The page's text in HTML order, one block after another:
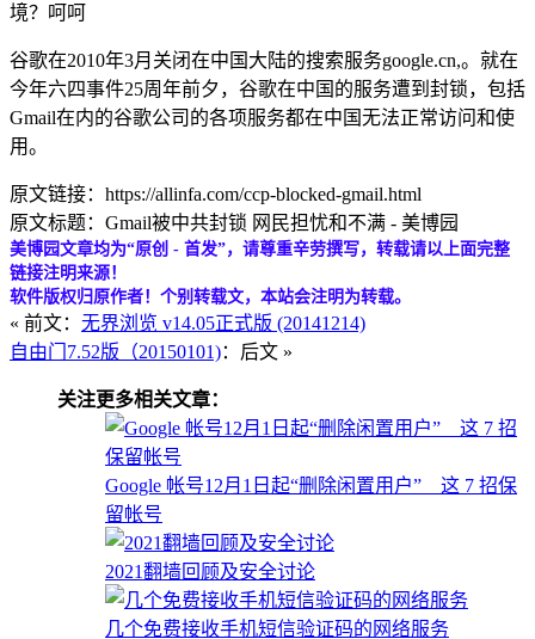
境？呵呵
谷歌在2010年3月关闭在中国大陆的搜索服务google.cn,。就在
今年六四事件25周年前夕，谷歌在中国的服务遭到封锁，包括
Gmail在内的谷歌公司的各项服务都在中国无法正常访问和使
用。
原文链接：https://allinfa.com/ccp-blocked-gmail.html
原文标题：Gmail被中共封锁 网民担忧和不满 - 美博园
美博园文章均为“原创 - 首发”，请尊重辛劳撰写，转载请以上面完整
链接注明来源！
软件版权归原作者！个别转载文，本站会注明为转载。
« 前文： 无界浏览 v14.05正式版 (20141214)
自由门7.52版（20150101)：后文 »
关注更多相关文章：
Google 帐号12月1日起“删除闲置用户” 这 7 招保
留帐号
2021翻墙回顾及安全讨论
几个免费接收手机短信验证码的网络服务